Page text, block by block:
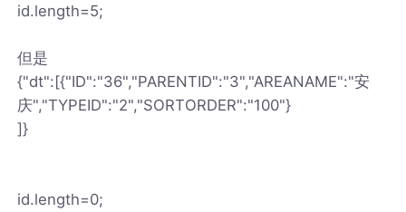
id.length=5;
但是
{"dt":[{"ID":"36","PARENTID":"3","AREANAME":"安
庆","TYPEID":"2","SORTORDER":"100"}
]}
id.length=0;